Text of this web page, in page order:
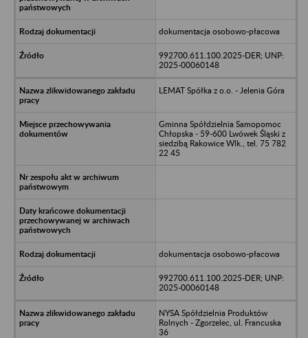
dokumentacja osobowo-płacowa
992700.611.100.2025-DER; UNP:
2025-00060148
LEMAT Spółka z o.o. - Jelenia Góra
Gminna Spółdzielnia Samopomoc
Chłopska - 59-600 Lwówek Śląski z
siedzibą Rakowice Wlk., tel. 75 782
22 45
dokumentacja osobowo-płacowa
992700.611.100.2025-DER; UNP:
2025-00060148
NYSA Spółdzielnia Produktów
Rolnych - Zgorzelec, ul. Francuska
36